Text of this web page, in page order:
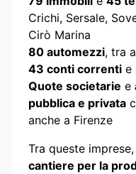
Crichi, Sersale,
Cirò Marina
80 automezzi, tra
43 conti correnti e
Quote societarie e
pubblica e privata
anche a Firenze
Tra queste
cantiere per la